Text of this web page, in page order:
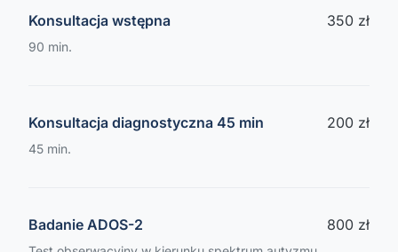
Konsultacja wstępna
90 min.
350 zł
Konsultacja diagnostyczna 45 min
45 min.
200 zł
Badanie ADOS-2 800 zł